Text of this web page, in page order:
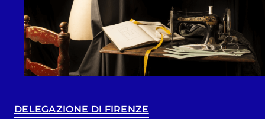
DELEGAZIONE DI FIRENZE